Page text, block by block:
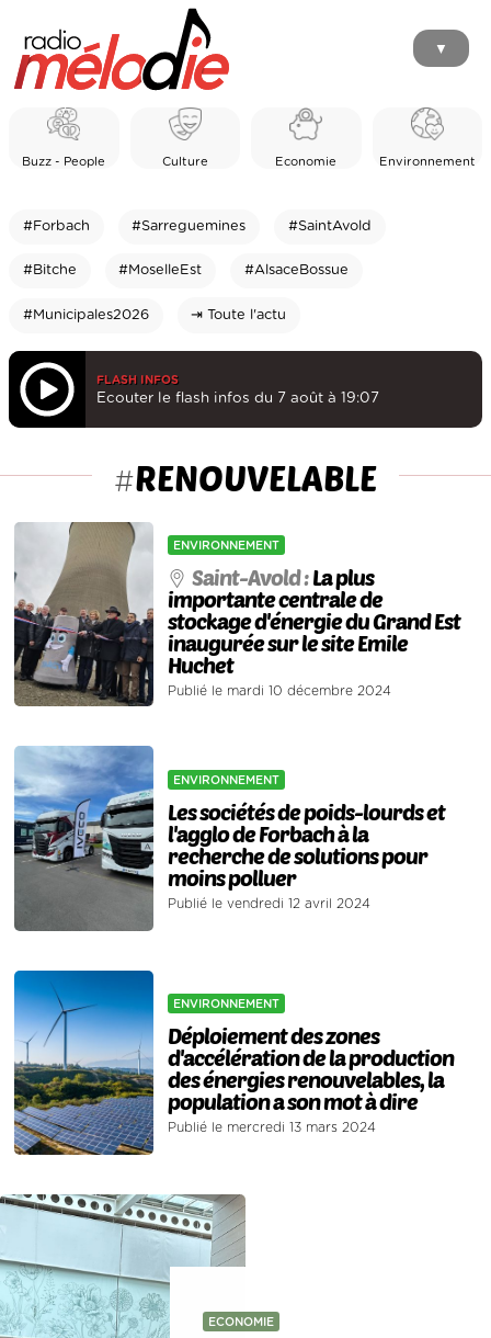
▼
Buzz - People Culture Economie Environnement
#Forbach #Sarreguemines #SaintAvold
#Bitche #MoselleEst #AlsaceBossue
#Municipales2026 ⇥ Toute l'actu
FLASH INFOS
Ecouter le flash infos du 7 août à 19:07
#RENOUVELABLE
ENVIRONNEMENT
Saint-Avold :La plus
importante centrale de
stockage d'énergie du Grand Est
inaugurée sur le site Emile
Huchet
Publié le mardi 10 décembre 2024
ENVIRONNEMENT
Les sociétés de poids-lourds et
l'agglo de Forbach à la
recherche de solutions pour
moins polluer
Publié le vendredi 12 avril 2024
ENVIRONNEMENT
Déploiement des zones
d'accélération de la production
des énergies renouvelables, la
population a son mot à dire
Publié le mercredi 13 mars 2024
ECONOMIE